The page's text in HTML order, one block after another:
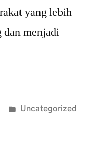
yang lebih
dan menjadi
Posted
Uncategorized